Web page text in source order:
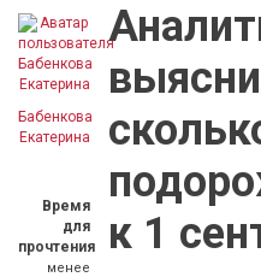
Бабенкова
Екатерина
Время
для
прочтения
менее
к 1